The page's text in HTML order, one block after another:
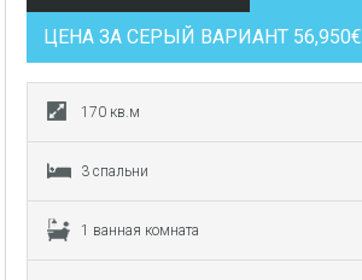
ЦЕНА ЗА СЕРЫЙ ВАРИАНТ 56,950€
170 кв.м
3 спальни
1 ванная комната